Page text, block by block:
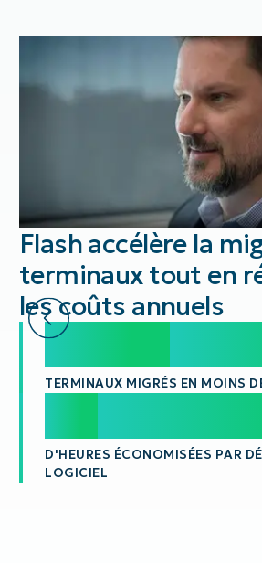
Flash accélère la
terminaux tout en
les coûts annuels
TERMINAUX MIGRÉS EN MOINS
20,000
20,000
D'HEURES ÉCONOMISÉES PAR
LOGICIEL